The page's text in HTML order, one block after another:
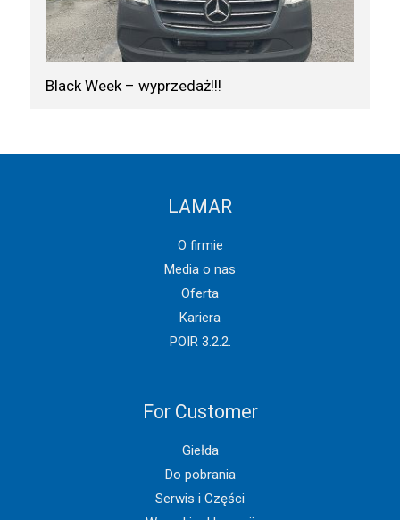
Black Week – wyprzedaż!!!
LAMAR
O firmie
Media o nas
Oferta
Kariera
POIR 3.2.2.
For Customer
Giełda
Do pobrania
Serwis i Części